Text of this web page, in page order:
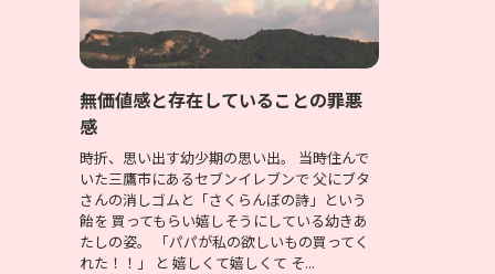
無価値感と存在していることの罪悪
感
時折、思い出す幼少期の思い出。 当時住んで
いた三鷹市にあるセブンイレブンで 父にブタ
さんの消しゴムと「さくらんぼの詩」という
飴を 買ってもらい嬉しそうにしている幼きあ
たしの姿。 「パパが私の欲しいもの買ってく
れた！！」 と 嬉しくて嬉しくて そ...